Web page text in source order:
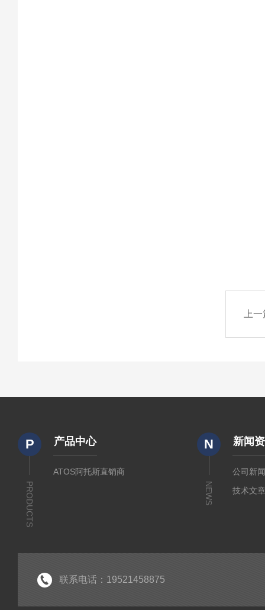
上
P
PRODUCTS
产品中心
ATOS阿托斯直销商
N
NEWS
新闻
公司新
技术文
联系电话：19521458875